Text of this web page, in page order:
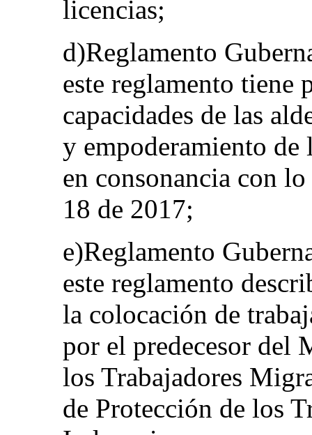
licencias;
d)Reglamento
este reglamento tiene
capacidades de las
y empoderamiento de
en consonancia con
18 de 2017;
e)Reglamento
este reglamento
la colocación de
por el predecesor del
los Trabajadores
de Protección de los